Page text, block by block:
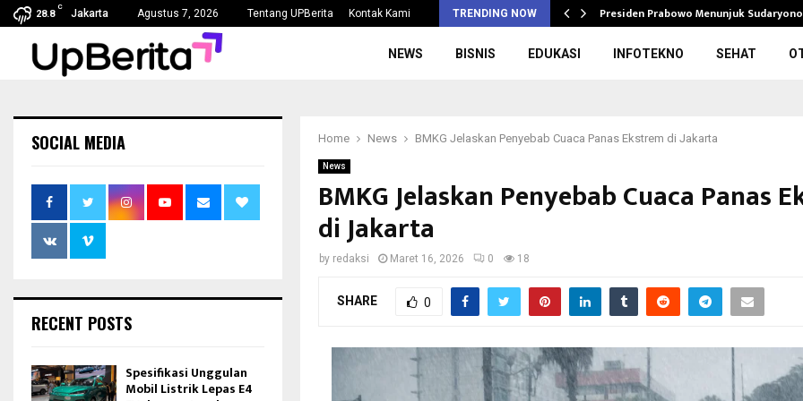
28.8
C
Jakarta Agustus 7, 2026 Tentang UPBerita Kontak Kami TRENDING NOW
Kejaksaan Agung Tetapkan Lima Tersangka Korupsi Pengadaan… Presiden Prabowo Menunjuk
NEWS BISNIS EDUKASI INFOTEKNO SEHAT
Home News BMKG Jelaskan Penyebab Cuaca Panas Ekstrem di Jakarta
News
BMKG Jelaskan Penyebab Cuaca Panas
di Jakarta
by redaksi Maret 16, 2026 0 18
SHARE 0
SOCIAL MEDIA
RECENT POSTS
Spesifikasi Unggulan
Mobil Listrik Lepas E4